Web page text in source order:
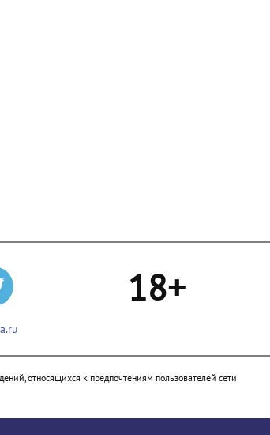
18+
относящихся к предпочтениям пользователей сети